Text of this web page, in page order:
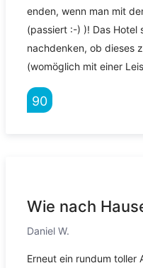
enden, wenn man mit
(passiert :-) )! Das Hotel
nachdenken, ob dieses
(womöglich mit einer
90
Wie nach
Daniel W.
Erneut ein rundum toller